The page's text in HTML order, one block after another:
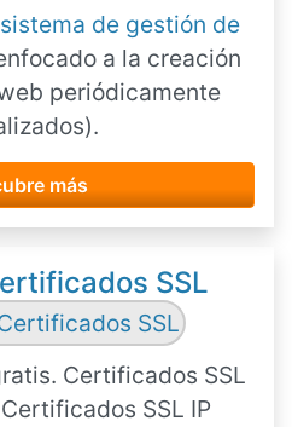
sistema de gestión de
a la creación
periódicamente
más
SSL
Certificados SSL
SSL IP